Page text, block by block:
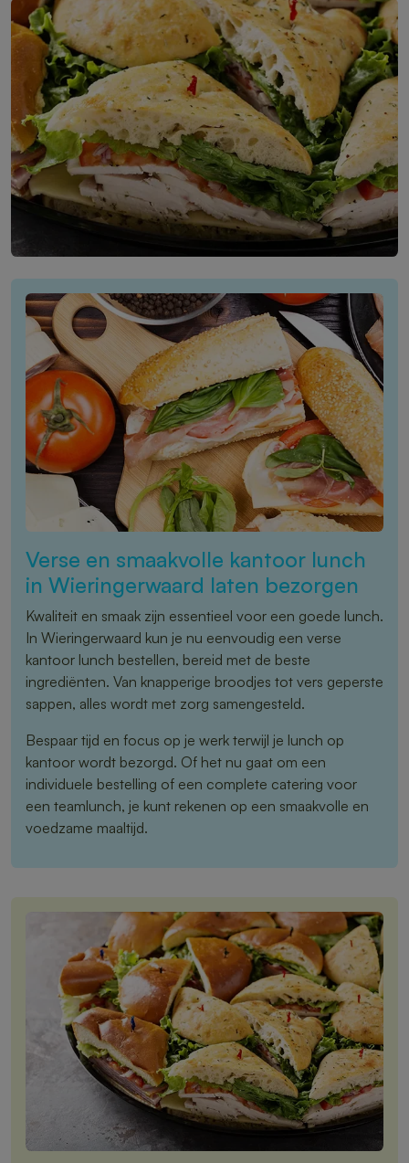
Verse en smaakvolle kantoor lunch
in Wieringerwaard laten bezorgen
Kwaliteit en smaak zijn essentieel voor een goede lunch.
In Wieringerwaard kun je nu eenvoudig een verse
kantoor lunch bestellen, bereid met de beste
ingrediënten. Van knapperige broodjes tot vers geperste
sappen, alles wordt met zorg samengesteld.
Bespaar tijd en focus op je werk terwijl je lunch op
kantoor wordt bezorgd. Of het nu gaat om een
individuele bestelling of een complete catering voor
een teamlunch, je kunt rekenen op een smaakvolle en
voedzame maaltijd.